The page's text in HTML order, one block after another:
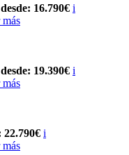
16.790€ i
19.390€ i
22.790€ i